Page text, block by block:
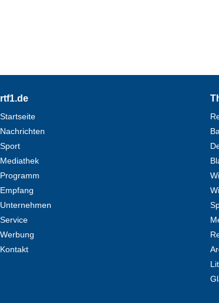
Footer
rtf1.de
Startseite
Nachrichten
Sport
Mediathek
Programm
Empfang
Unternehmen
Service
Werbung
Kontakt